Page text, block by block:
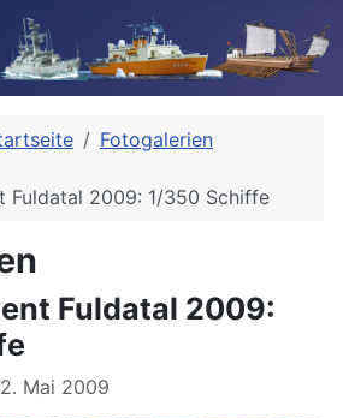
Fotogalerien
Fuldatal 2009: 1/350 Schiffe
Fuldatal 2009:
Mai 2009